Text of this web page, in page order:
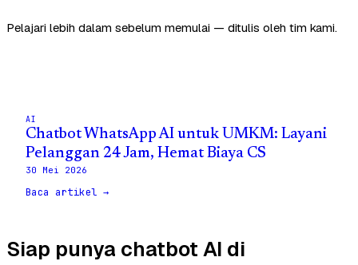
Pelajari lebih dalam sebelum memulai — ditulis oleh tim kami.
AI
Chatbot WhatsApp AI untuk UMKM: Layani
Pelanggan 24 Jam, Hemat Biaya CS
30 Mei 2026
Baca artikel →
Siap punya chatbot AI di